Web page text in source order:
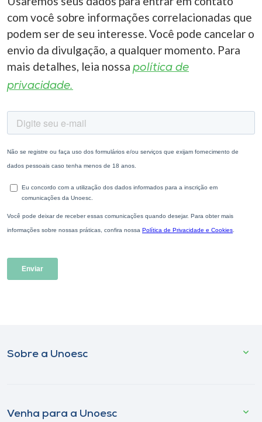
com você sobre informações correlacionadas que
podem ser de seu interesse. Você pode cancelar o
envio da divulgação, a qualquer momento. Para
mais detalhes, leia nossa política de
privacidade.
Sobre a Unoesc
Venha para a Unoesc